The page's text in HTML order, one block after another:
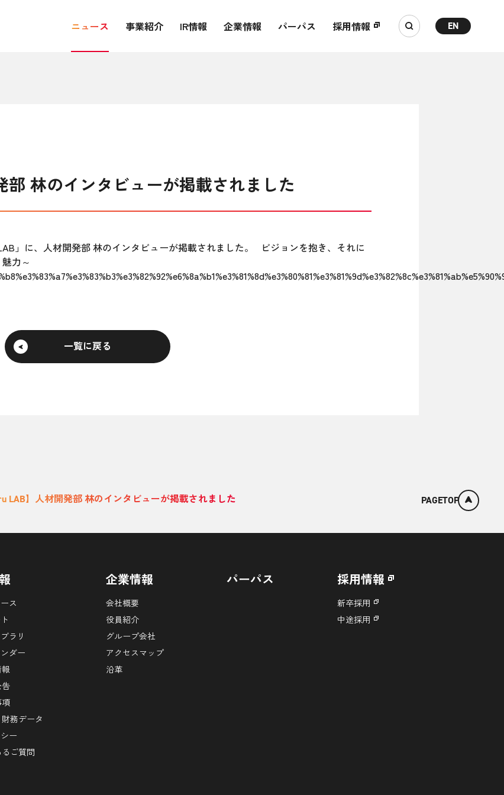
ニュース 事業紹介 IR情報 企業情報 パーパス 採用情報 EN
部 林のインタビューが掲載されました
」に、人材開発部 林のインタビューが掲載されました。 ビジョンを抱き、それに
力～
一覧に戻る
LAB】人材開発部 林のインタビューが掲載されました PAGETOP
ス
ラリ
ダー
務データ
ー
るご質問
企業情報
会社概要
役員紹介
グループ会社
アクセスマップ
沿革
パーパス 採用情報
新卒採用
中途採用